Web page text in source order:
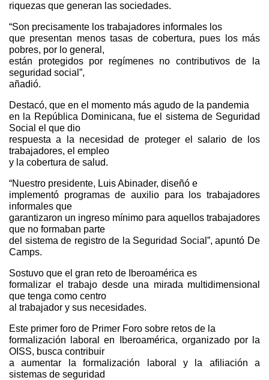
riquezas que generan las sociedades.
“Son precisamente los trabajadores informales los
que presentan menos tasas de cobertura, pues los más
pobres, por lo general,
están protegidos por regímenes no contributivos de la
seguridad social”,
añadió.
Destacó, que en el momento más agudo de la pandemia
en la República Dominicana, fue el sistema de Seguridad
Social el que dio
respuesta a la necesidad de proteger el salario de los
trabajadores, el empleo
y la cobertura de salud.
“Nuestro presidente, Luis Abinader, diseñó e
implementó programas de auxilio para los trabajadores
informales que
garantizaron un ingreso mínimo para aquellos trabajadores
que no formaban parte
del sistema de registro de la Seguridad Social”, apuntó De
Camps.
Sostuvo que el gran reto de Iberoamérica es
formalizar el trabajo desde una mirada multidimensional
que tenga como centro
al trabajador y sus necesidades.
Este primer foro de Primer Foro sobre retos de la
formalización laboral en Iberoamérica, organizado por la
OISS, busca contribuir
a aumentar la formalización laboral y la afiliación a
sistemas de seguridad